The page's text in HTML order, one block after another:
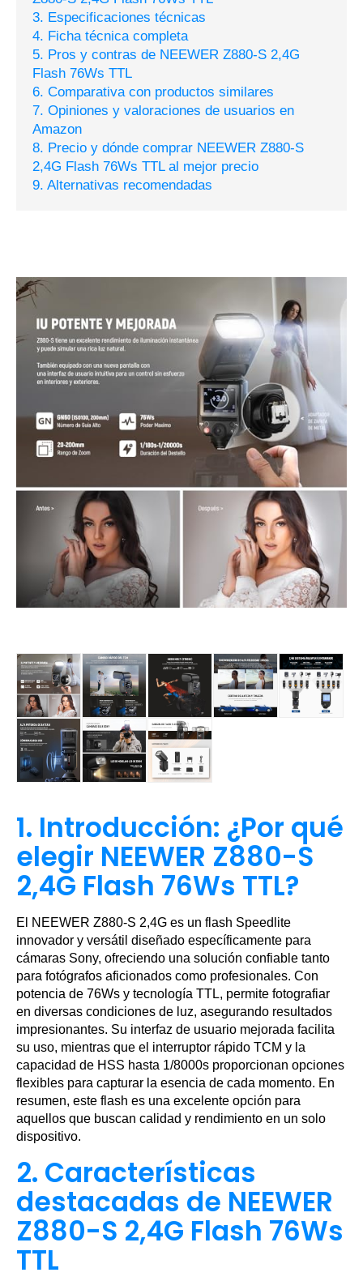
3. Especificaciones técnicas
4. Ficha técnica completa
5. Pros y contras de NEEWER Z880-S 2,4G
Flash 76Ws TTL
6. Comparativa con productos similares
7. Opiniones y valoraciones de usuarios en
Amazon
8. Precio y dónde comprar NEEWER Z880-S
2,4G Flash 76Ws TTL al mejor precio
9. Alternativas recomendadas
1. Introducción: ¿Por qué
elegir NEEWER Z880-S
2,4G Flash 76Ws TTL?
El NEEWER Z880-S 2,4G es un flash Speedlite
innovador y versátil diseñado específicamente para
cámaras Sony, ofreciendo una solución confiable tanto
para fotógrafos aficionados como profesionales. Con
potencia de 76Ws y tecnología TTL, permite fotografiar
en diversas condiciones de luz, asegurando resultados
impresionantes. Su interfaz de usuario mejorada facilita
su uso, mientras que el interruptor rápido TCM y la
capacidad de HSS hasta 1/8000s proporcionan opciones
flexibles para capturar la esencia de cada momento. En
resumen, este flash es una excelente opción para
aquellos que buscan calidad y rendimiento en un solo
dispositivo.
2. Características
destacadas de NEEWER
Z880-S 2,4G Flash 76Ws
TTL